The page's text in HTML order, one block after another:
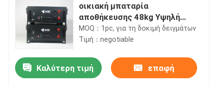
οικιακή μπαταρία
αποθήκευσης 48kg Υψηλή
ενεργειακή πυκνότητα
MOQ：1pc, για τη δοκιμή δειγμάτων
Τιμή：negotiable
Καλύτερη τιμή επαφή